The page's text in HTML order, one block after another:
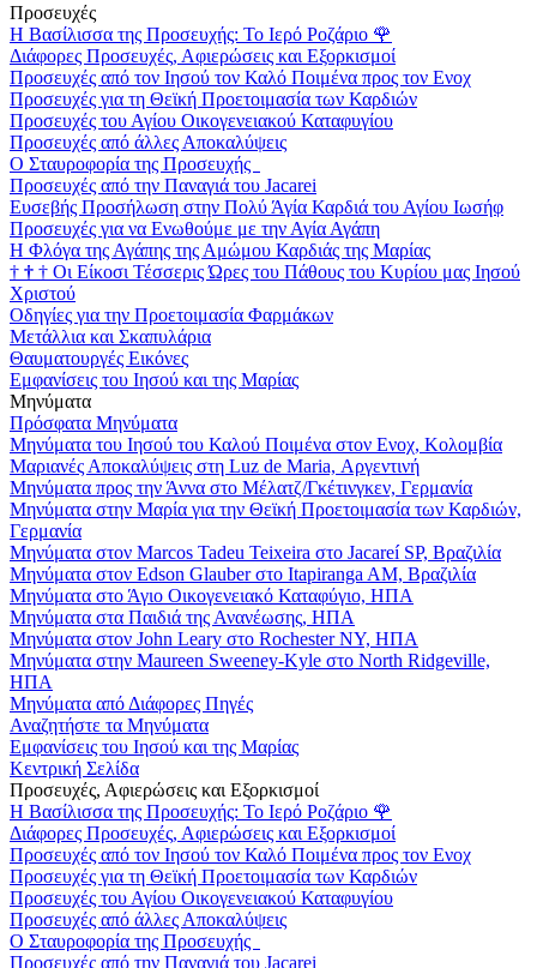
Προσευχές
Η Βασίλισσα της Προσευχής: Το Ιερό Ροζάριο 🌹
Διάφορες Προσευχές, Αφιερώσεις και Εξορκισμοί
Προσευχές από τον Ιησού τον Καλό Ποιμένα προς τον Ενοχ
Προσευχές για τη Θεϊκή Προετοιμασία των Καρδιών
Προσευχές του Αγίου Οικογενειακού Καταφυγίου
Προσευχές από άλλες Αποκαλύψεις
Ο Σταυροφορία της Προσευχής
Προσευχές από την Παναγιά του Jacarei
Ευσεβής Προσήλωση στην Πολύ Άγία Καρδιά του Αγίου Ιωσήφ
Προσευχές για να Ενωθούμε με την Αγία Αγάπη
Η Φλόγα της Αγάπης της Αμώμου Καρδιάς της Μαρίας
† † † Οι Είκοσι Τέσσερις Ώρες του Πάθους του Κυρίου μας Ιησού
Χριστού
Οδηγίες για την Προετοιμασία Φαρμάκων
Μετάλλια και Σκαπυλάρια
Θαυματουργές Εικόνες
Εμφανίσεις του Ιησού και της Μαρίας
Μηνύματα
Πρόσφατα Μηνύματα
Μηνύματα του Ιησού του Καλού Ποιμένα στον Ενοχ, Κολομβία
Μαριανές Αποκαλύψεις στη Luz de Maria, Αργεντινή
Μηνύματα προς την Άννα στο Μέλατζ/Γκέτινγκεν, Γερμανία
Μηνύματα στην Μαρία για την Θεϊκή Προετοιμασία των Καρδιών,
Γερμανία
Μηνύματα στον Marcos Tadeu Teixeira στο Jacareí SP, Βραζιλία
Μηνύματα στον Edson Glauber στο Itapiranga AM, Βραζιλία
Μηνύματα στο Άγιο Οικογενειακό Καταφύγιο, ΗΠΑ
Μηνύματα στα Παιδιά της Ανανέωσης, ΗΠΑ
Μηνύματα στον John Leary στο Rochester NY, ΗΠΑ
Μηνύματα στην Maureen Sweeney-Kyle στο North Ridgeville,
ΗΠΑ
Μηνύματα από Διάφορες Πηγές
Αναζητήστε τα Μηνύματα
Εμφανίσεις του Ιησού και της Μαρίας
Κεντρική Σελίδα
Προσευχές, Αφιερώσεις και Εξορκισμοί
Η Βασίλισσα της Προσευχής: Το Ιερό Ροζάριο 🌹
Διάφορες Προσευχές, Αφιερώσεις και Εξορκισμοί
Προσευχές από τον Ιησού τον Καλό Ποιμένα προς τον Ενοχ
Προσευχές για τη Θεϊκή Προετοιμασία των Καρδιών
Προσευχές του Αγίου Οικογενειακού Καταφυγίου
Προσευχές από άλλες Αποκαλύψεις
Ο Σταυροφορία της Προσευχής
Προσευχές από την Παναγιά του Jacarei